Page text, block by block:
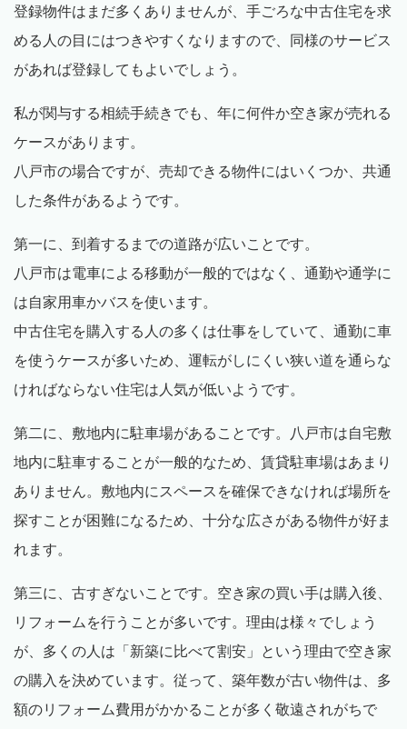
登録物件はまだ多くありませんが、手ごろな中古住宅を求
める人の目にはつきやすくなりますので、同様のサービス
があれば登録してもよいでしょう。
私が関与する相続手続きでも、年に何件か空き家が売れる
ケースがあります。
八戸市の場合ですが、売却できる物件にはいくつか、共通
した条件があるようです。
第一に、到着するまでの道路が広いことです。
八戸市は電車による移動が一般的ではなく、通勤や通学に
は自家用車かバスを使います。
中古住宅を購入する人の多くは仕事をしていて、通勤に車
を使うケースが多いため、運転がしにくい狭い道を通らな
ければならない住宅は人気が低いようです。
第二に、敷地内に駐車場があることです。八戸市は自宅敷
地内に駐車することが一般的なため、賃貸駐車場はあまり
ありません。敷地内にスペースを確保できなければ場所を
探すことが困難になるため、十分な広さがある物件が好ま
れます。
第三に、古すぎないことです。空き家の買い手は購入後、
リフォームを行うことが多いです。理由は様々でしょう
が、多くの人は「新築に比べて割安」という理由で空き家
の購入を決めています。従って、築年数が古い物件は、多
額のリフォーム費用がかかることが多く敬遠されがちで